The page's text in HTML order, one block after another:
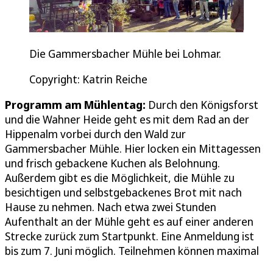
Die Gammersbacher Mühle bei Lohmar.
Copyright: Katrin Reiche
Programm am Mühlentag: Durch den Königsforst
und die Wahner Heide geht es mit dem Rad an der
Hippenalm vorbei durch den Wald zur
Gammersbacher Mühle. Hier locken ein Mittagessen
und frisch gebackene Kuchen als Belohnung.
Außerdem gibt es die Möglichkeit, die Mühle zu
besichtigen und selbstgebackenes Brot mit nach
Hause zu nehmen. Nach etwa zwei Stunden
Aufenthalt an der Mühle geht es auf einer anderen
Strecke zurück zum Startpunkt. Eine Anmeldung ist
bis zum 7. Juni möglich. Teilnehmen können maximal